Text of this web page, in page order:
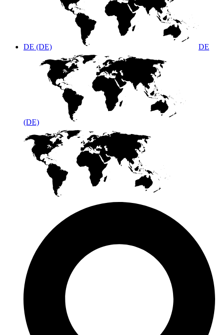
DE (DE) DE
(DE)